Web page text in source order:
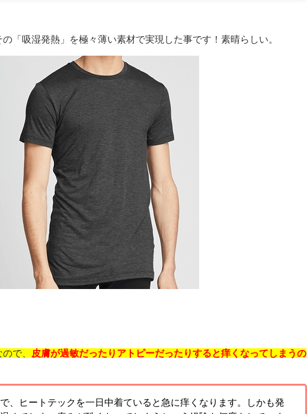
「吸湿発熱」を極々薄い素材で実現した事です！素晴らしい。
で、
皮膚が過敏だったりアトピーだったりすると痒くなってしまうの
、ヒートテックを一日中着ていると急に痒くなります。しかも発